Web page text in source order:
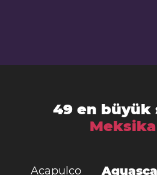
49 en büyük
Meksika
Acapulco